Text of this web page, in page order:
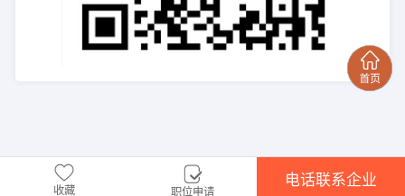
收藏 职位申请
电话联系企业